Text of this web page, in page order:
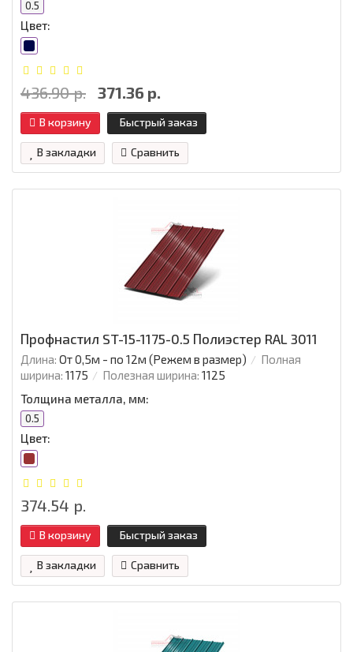
0.5
Цвет:
436.90 р. 371.36 р.
В корзину Быстрый заказ
В закладки Сравнить
Профнастил ST-15-1175-0.5 Полиэстер RAL 3011
Длина: От 0,5м - по 12м (Режем в размер)
Полная
ширина: 1175 Полезная ширина: 1125
Толщина металла, мм:
0.5
Цвет:
374.54 р.
В корзину Быстрый заказ
В закладки Сравнить